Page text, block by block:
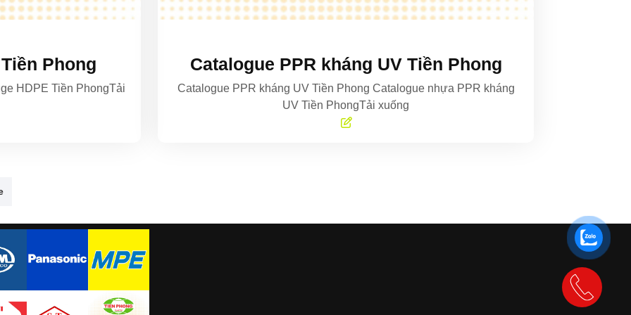
Phong
HDPE Tiền PhongTải
Catalogue PPR kháng UV Tiền Phong
Catalogue PPR kháng UV Tiền Phong Catalogue nhựa PPR kháng
UV Tiền PhongTải xuống